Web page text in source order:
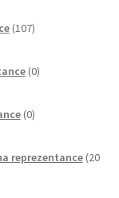
107izdelkov
0izdelkov
0izdelkov
reprezentance 20